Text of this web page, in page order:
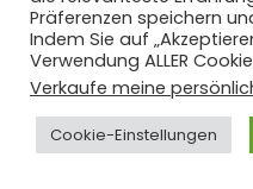
Präferenzen speichern
Indem Sie auf
Verwendung ALLER
Verkaufe meine
Cookie-Einstellungen